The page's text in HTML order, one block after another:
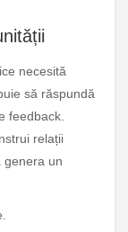
necesită
să răspundă
feedback.
relații
genera un